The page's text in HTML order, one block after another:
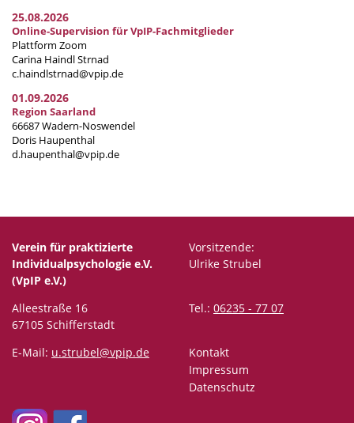
25.08.2026
Online-Supervision für VpIP-Fachmitglieder
Plattform Zoom
Carina Haindl Strnad
c.haindlstrnad@vpip.de
01.09.2026
Region Saarland
66687 Wadern-Noswendel
Doris Haupenthal
d.haupenthal@vpip.de
Verein für praktizierte
Individualpsychologie e.V.
(VpIP e.V.)
Vorsitzende:
Ulrike Strubel
Alleestraße 16
67105 Schifferstadt
Tel.: 06235 - 77 07
E-Mail: u.strubel@vpip.de
Kontakt
Impressum
Datenschutz